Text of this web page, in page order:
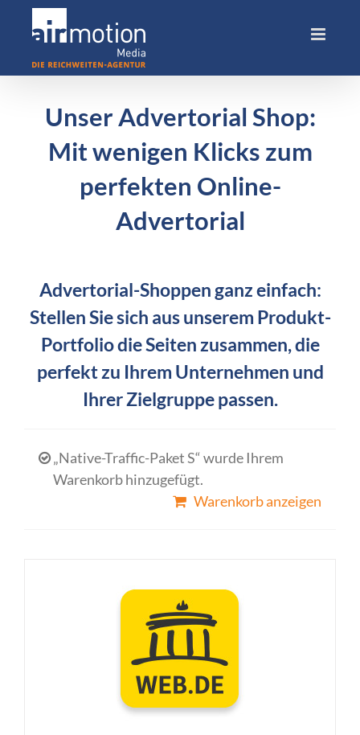
Unser Advertorial Shop:
Mit wenigen Klicks zum
perfekten Online-
Advertorial
Advertorial-Shoppen ganz einfach:
Stellen Sie sich aus unserem Produkt-
Portfolio die Seiten zusammen, die
perfekt zu Ihrem Unternehmen und
Ihrer Zielgruppe passen.
„Native-Traffic-Paket S“ wurde Ihrem
Warenkorb hinzugefügt.
Warenkorb anzeigen